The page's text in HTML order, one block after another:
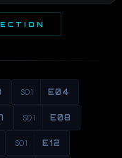
S01 E04
S01 E08
S01 E12